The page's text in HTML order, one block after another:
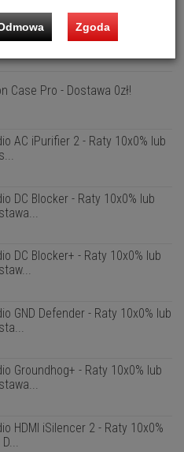
- OUTLET - Raty 10x0% -
Case Pro - Dostawa 0zł!
AC iPurifier 2 - Raty 10x0% lub
DC Blocker - Raty 10x0% lub
DC Blocker+ - Raty 10x0% lub
GND Defender - Raty 10x0% lub
Groundhog+ - Raty 10x0% lub
HDMI iSilencer 2 - Raty 10x0%
Zgoda